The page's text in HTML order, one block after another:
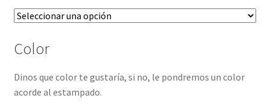
Color
Dinos que color te gustaría, si no, le pondremos un color
acorde al estampado.